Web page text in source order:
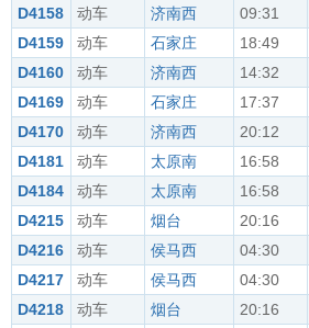
D4158 动车 济南西 09:31
D4159
动车 石家庄 18:49
D4160
动车 济南西 14:32
D4169
动车 石家庄 17:37
D4170
动车 济南西 20:12
D4181
动车 太原南 16:58
D4184
动车 太原南 16:58
D4215
动车 烟台 20:16
D4216
动车 侯马西 04:30
D4217
动车 侯马西 04:30
D4218
动车 烟台 20:16